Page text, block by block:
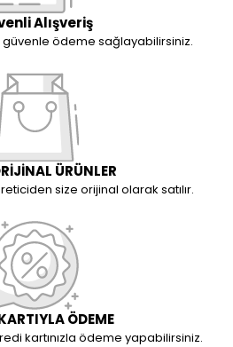
Alışveriş
güvenle ödeme sağlayabilirsiniz.
ÜRÜNLER
size orijinal olarak satılır.
ÖDEME
kartınızla ödeme yapabilirsiniz.